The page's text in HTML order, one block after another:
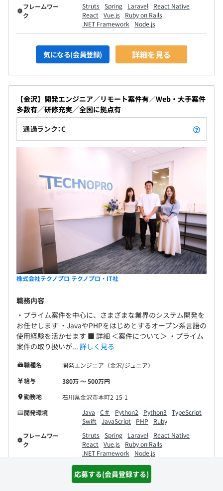
応募する(会員登録する)
フレームワー
ク
Struts Spring Laravel
React Native
React
Vue.js
Ruby on Rails
.NET Framework
Node.js
気になる(会員登録) 詳細を見る
【金沢】開発エンジニア／リモート案件有／Web・大手案件
多数有／研修充実／全国に拠点有
通過ランク：C
株式会社テクノプロ テクノプロ・IT社
職務内容
・プライム案件を中心に、さまざまな業界のシステム開発を
お任せします ・JavaやPHPをはじめとするオープン系言語の
使用経験を活かせます ■ 詳細 ＜案件について＞ ・プライム
案件の取り扱いが... 詳しく見る
職種名
開発エンジニア（金沢/ジュニア）
給与
380万 〜 500万円
勤務地
石川県金沢市本町2-15-1
開発環境
Java C＃ Python2 Python3
TypeScript
Swift
JavaScript PHP
Ruby
フレームワー
ク
Struts Spring Laravel
React Native
React
Vue.js
Ruby on Rails
.NET Framework
Node.js
気になる(会員登録) 詳細を見る